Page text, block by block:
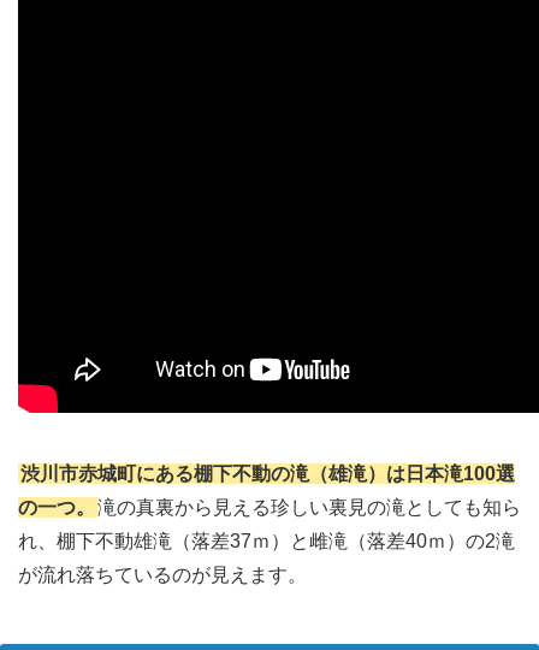
渋川市赤城町にある棚下不動の滝（雄滝）は日本滝100選
の一つ。
滝の真裏から見える珍しい裏見の滝としても知ら
れ、棚下不動雄滝（落差37ｍ）と雌滝（落差40ｍ）の2滝
が流れ落ちているのが見えます。